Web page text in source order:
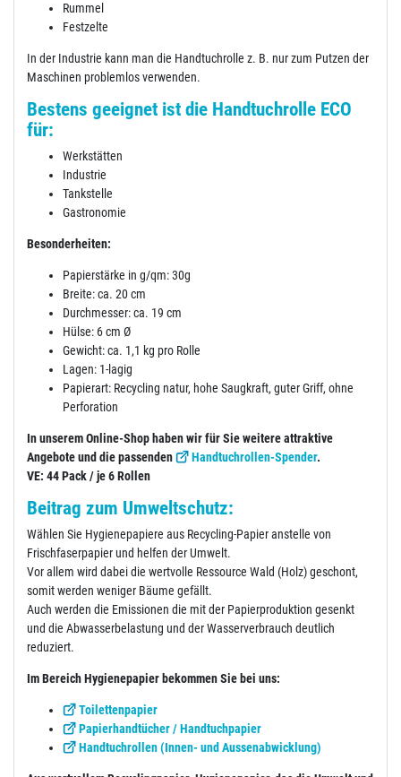
Rummel
Festzelte
In der Industrie kann man die Handtuchrolle z. B. nur zum Putzen der
Maschinen problemlos verwenden.
Bestens geeignet ist die Handtuchrolle ECO
für:
Werkstätten
Industrie
Tankstelle
Gastronomie
Besonderheiten:
Papierstärke in g/qm: 30g
Breite: ca. 20 cm
Durchmesser: ca. 19 cm
Hülse: 6 cm Ø
Gewicht: ca. 1,1 kg pro Rolle
Lagen: 1-lagig
Papierart: Recycling natur, hohe Saugkraft, guter Griff, ohne
Perforation
In unserem Online-Shop haben wir für Sie weitere attraktive
Angebote und die passenden
Handtuchrollen-Spender.
VE: 44 Pack / je 6 Rollen
Beitrag zum Umweltschutz:
Wählen Sie Hygienepapiere aus Recycling-Papier anstelle von
Frischfaserpapier und helfen der Umwelt.
Vor allem wird dabei die wertvolle Ressource Wald (Holz) geschont,
somit werden weniger Bäume gefällt.
Auch werden die Emissionen die mit der Papierproduktion gesenkt
und die Abwasserbelastung und der Wasserverbrauch deutlich
reduziert.
Im Bereich Hygienepapier bekommen Sie bei uns:
Toilettenpapier
Papierhandtücher / Handtuchpapier
Handtuchrollen (Innen- und Aussenabwicklung)